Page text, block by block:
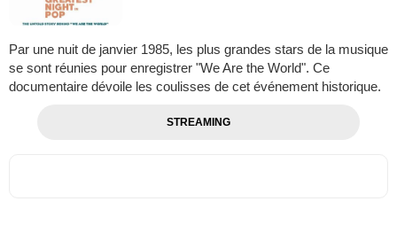
Par une nuit de janvier 1985, les plus grandes stars de la musique
se sont réunies pour enregistrer "We Are the World". Ce
documentaire dévoile les coulisses de cet événement historique.
STREAMING